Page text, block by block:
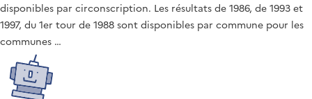
disponibles par circonscription. Les résultats de 1986, de 1993 et
1997, du 1er tour de 1988 sont disponibles par commune pour les
communes …